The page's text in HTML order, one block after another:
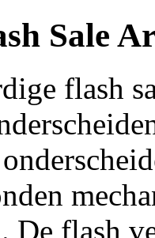
Sale
flash
De flash